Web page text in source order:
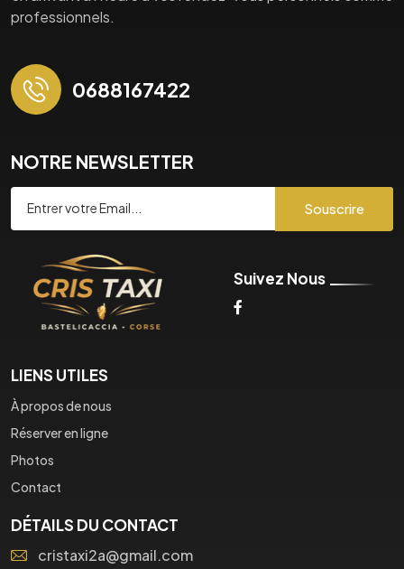
professionnels.
0688167422
NOTRE NEWSLETTER
Souscrire
Suivez Nous
LIENS UTILES
À propos de nous
Réserver en ligne
Photos
Contact
DÉTAILS DU CONTACT
cristaxi2a@gmail.com